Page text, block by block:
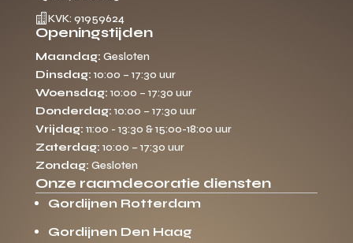
 KVK: 91959624
Openingstijden
Maandag: Gesloten
Dinsdag: 10:00 – 17:30 uur
Woensdag: 10:00 – 17:30 uur
Donderdag: 10:00 – 17:30 uur
Vrijdag: 11:00 - 13:30 & 15:00-18:00 uur
Zaterdag: 10:00 – 17:30 uur
Zondag: Gesloten
Onze raamdecoratie diensten
Gordijnen Rotterdam
Gordijnen Den Haag